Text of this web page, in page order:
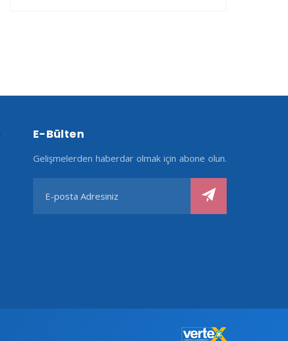
E-Bülten
Gelişmelerden haberdar olmak için abone olun.